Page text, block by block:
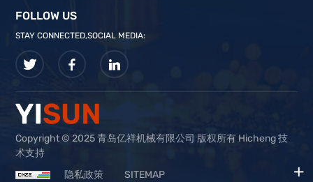
FOLLOW US
STAY CONNECTED,SOCIAL MEDIA:
Copyright © 2025 青岛亿祥机械有限公司 版权所有 Hicheng 技
术支持
隐私政策
SITEMAP